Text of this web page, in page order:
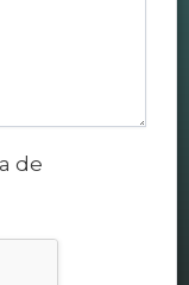
de